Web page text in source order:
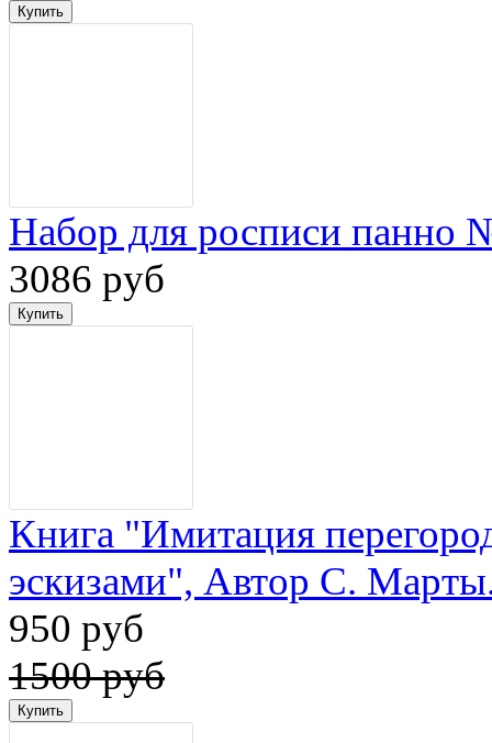
Набор для росписи панно
3086 руб
Книга "Имитация
эскизами", Автор С.
950 руб
1500 руб